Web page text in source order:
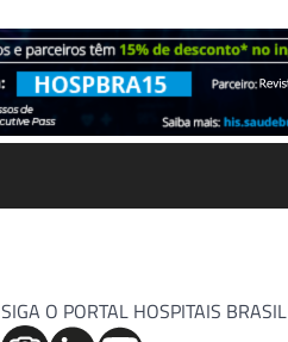
SIGA O PORTAL HOSPITAIS BRASIL